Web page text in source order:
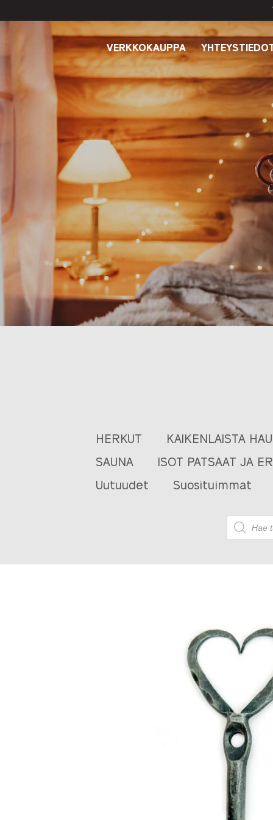
VERKKOKAUPPA
HERKUT
KAIKENLAISTA
SAUNA
ISOT PATSAAT JA
Uutuudet
Suosituimmat
Products
search